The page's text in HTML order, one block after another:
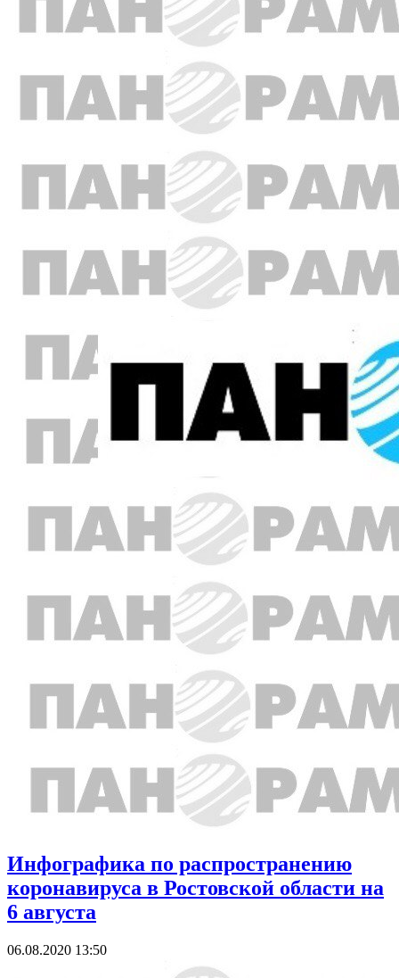
Инфографика по распространению
коронавируса в Ростовской области на
6 августа
06.08.2020 13:50